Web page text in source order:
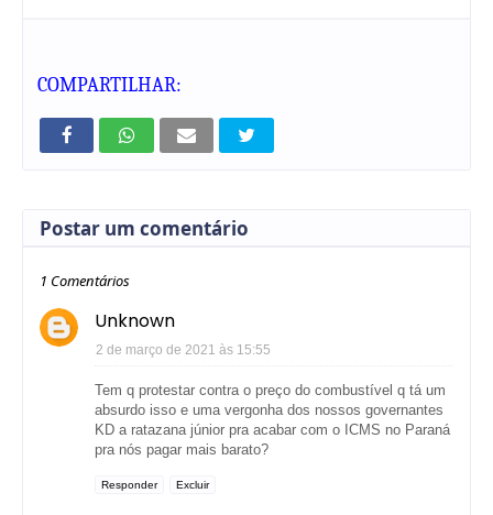
COMPARTILHAR:
Postar um comentário
1 Comentários
Unknown
2 de março de 2021 às 15:55
Tem q protestar contra o preço do combustível q tá um
absurdo isso e uma vergonha dos nossos governantes
KD a ratazana júnior pra acabar com o ICMS no Paraná
pra nós pagar mais barato?
Responder Excluir